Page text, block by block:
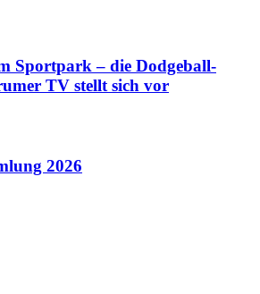
Sportpark – die Dodgeball-
TV stellt sich vor
2026